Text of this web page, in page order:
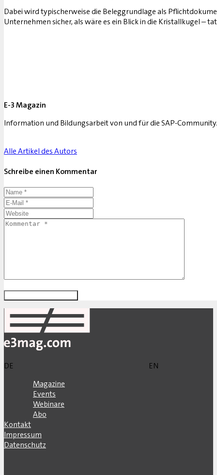
Dabei wird typischerweise die Beleggrundlage als
Unternehmen sicher, als wäre es ein Blick in die Kristallkugel –
E-3 Magazin
Information und Bildungsarbeit von und für die SAP-Community.
Alle Artikel des Autors
Schreibe einen Kommentar
DE
EN
Magazine
Events
Webinare
Abo
Kontakt
Impressum
Datenschutz